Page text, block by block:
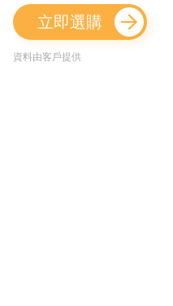
立即選購
資料由客戶提供